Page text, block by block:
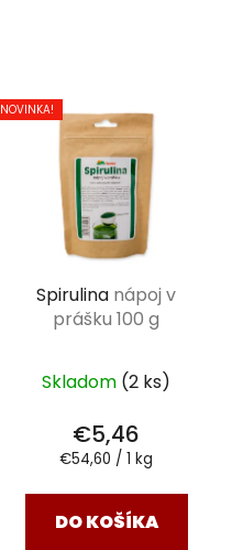
NOVINKA!
Spirulina nápoj v
prášku 100 g
Skladom (2 ks)
€5,46
Jednotková
€54,60 / 1 kg
DO KOŠÍKA